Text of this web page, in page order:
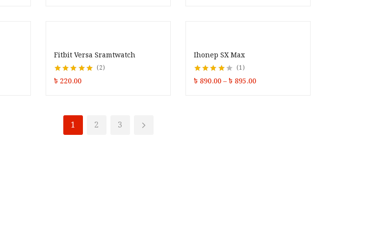
Fitbit Versa Sramtwatch
Rated 5.00out of
5
2
৳ 220.00
Ihonep SX Max
Rated 4.00
out of 5
1
৳ 890.00–৳ 895.00
1 2 3